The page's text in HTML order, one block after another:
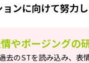
ンに向けて努力
やポージングの
過去のSTを読み込み、表